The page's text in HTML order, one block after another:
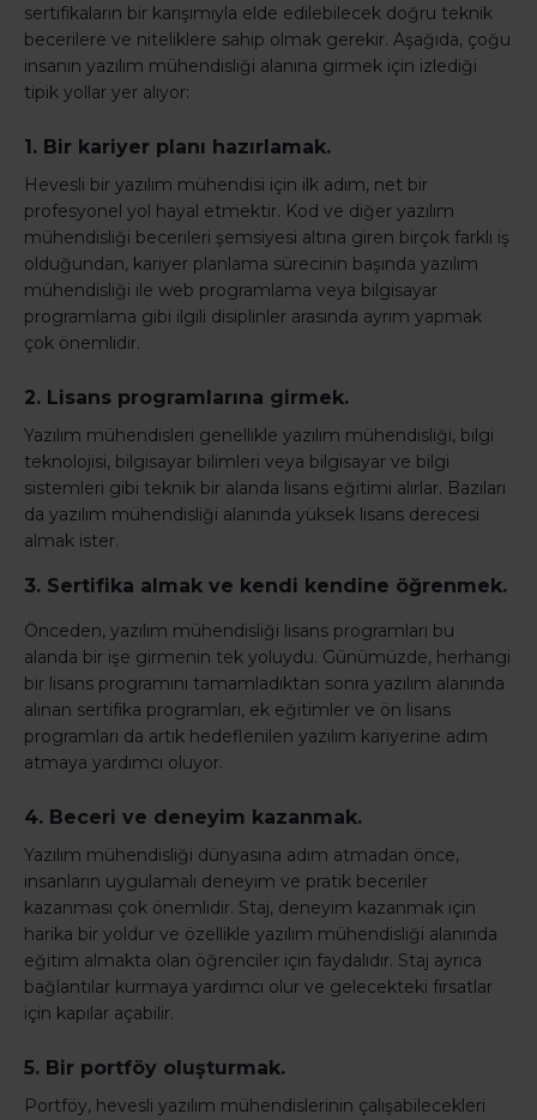
sertifikaların bir karışımıyla elde edilebilecek doğru teknik
becerilere ve niteliklere sahip olmak gerekir. Aşağıda, çoğu
insanın yazılım mühendisliği alanına girmek için izlediği
tipik yollar yer alıyor:
1. Bir kariyer planı hazırlamak.
Hevesli bir yazılım mühendisi için ilk adım, net bir
profesyonel yol hayal etmektir. Kod ve diğer yazılım
mühendisliği becerileri şemsiyesi altına giren birçok farklı iş
olduğundan, kariyer planlama sürecinin başında yazılım
mühendisliği ile web programlama veya bilgisayar
programlama gibi ilgili disiplinler arasında ayrım yapmak
çok önemlidir.
2. Lisans programlarına girmek.
Yazılım mühendisleri genellikle yazılım mühendisliği, bilgi
teknolojisi, bilgisayar bilimleri veya bilgisayar ve bilgi
sistemleri gibi teknik bir alanda lisans eğitimi alırlar. Bazıları
da yazılım mühendisliği alanında yüksek lisans derecesi
almak ister.
3. Sertifika almak ve kendi kendine öğrenmek.
Önceden, yazılım mühendisliği lisans programları bu
alanda bir işe girmenin tek yoluydu. Günümüzde, herhangi
bir lisans programını tamamladıktan sonra yazılım alanında
alınan sertifika programları, ek eğitimler ve ön lisans
programları da artık hedeflenilen yazılım kariyerine adım
atmaya yardımcı oluyor.
4. Beceri ve deneyim kazanmak.
Yazılım mühendisliği dünyasına adım atmadan önce,
insanların uygulamalı deneyim ve pratik beceriler
kazanması çok önemlidir. Staj, deneyim kazanmak için
harika bir yoldur ve özellikle yazılım mühendisliği alanında
eğitim almakta olan öğrenciler için faydalıdır. Staj ayrıca
bağlantılar kurmaya yardımcı olur ve gelecekteki fırsatlar
için kapılar açabilir.
5. Bir portföy oluşturmak.
Portföy, hevesli yazılım mühendislerinin çalışabilecekleri